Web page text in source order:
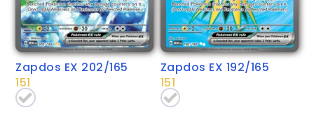
Zapdos EX 202/165
151
Zapdos EX 192/165
151